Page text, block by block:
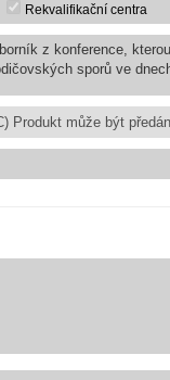
Rekvalifikační centra
z konference,
sporů ve